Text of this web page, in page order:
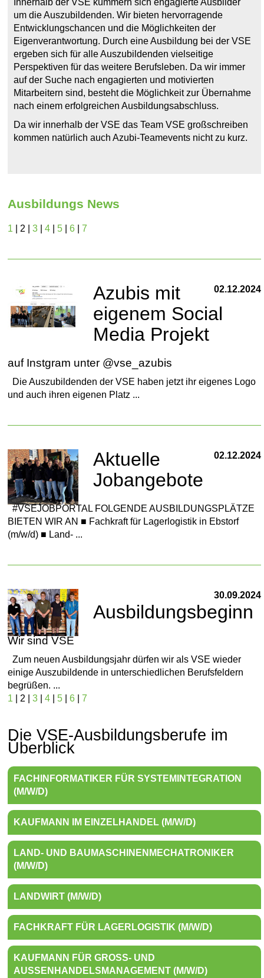
Innerhalb der VSE kümmern sich engagierte Ausbilder
um die Auszubildenden. Wir bieten hervorragende
Entwicklungschancen und die Möglichkeiten der
Eigenverantwortung. Durch eine Ausbildung bei der VSE
ergeben sich für alle Auszubildenden vielseitige
Perspektiven für das weitere Berufsleben. Da wir immer
auf der Suche nach engagierten und motivierten
Mitarbeitern sind, besteht die Möglichkeit zur Übernahme
nach einem erfolgreichen Ausbildungsabschluss.
Da wir innerhalb der VSE das Team VSE großschreiben
kommen natürlich auch Azubi-Teamevents nicht zu kurz.
Ausbildungs News
1 | 2 |3 |4 5 |6 7
02.12.2024
Azubis mit
eigenem Social
Media Projekt
auf Instgram unter @vse_azubis
Die Auszubildenden der VSE haben jetzt ihr eigenes Logo
und auch ihren eigenen Platz ...
02.12.2024
Aktuelle
Jobangebote
#VSEJOBPORTAL FOLGENDE AUSBILDUNGSPLÄTZE
BIETEN WIR AN ■ Fachkraft für Lagerlogistik in Ebstorf
(m/w/d) ■ Land- ...
30.09.2024
Ausbildungsbeginn
Wir sind VSE
Zum neuen Ausbildungsjahr dürfen wir als VSE wieder
einige Auszubildende in unterschiedlichen Berufsfeldern
begrüßen. ...
1 | 2 |3 |4 5 |6 7
Die VSE-Ausbildungsberufe im
Überblick
FACHINFORMATIKER FÜR SYSTEMINTEGRATION
(M/W/D)
KAUFMANN IM EINZELHANDEL (M/W/D)
LAND- UND BAUMASCHINENMECHATRONIKER
(M/W/D)
LANDWIRT (M/W/D)
FACHKRAFT FÜR LAGERLOGISTIK (M/W/D)
KAUFMANN FÜR GROSS- UND A
USSENHANDELSMANAGEMENT (M/W/D)